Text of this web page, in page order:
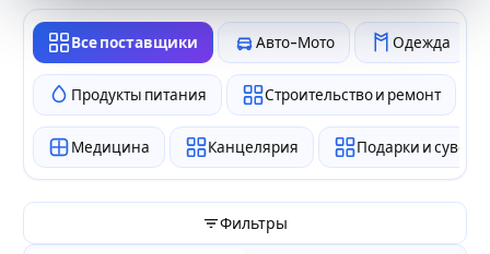
Все поставщики Авто-Мото Одежда
Продукты питания Строительство и ремонт
Медицина Канцелярия Подарки и
Фильтры